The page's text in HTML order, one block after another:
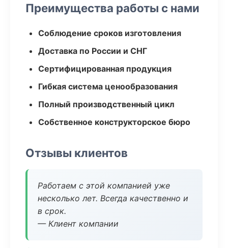
Преимущества работы с нами
Соблюдение сроков изготовления
Доставка по России и СНГ
Сертифицированная продукция
Гибкая система ценообразования
Полный производственный цикл
Собственное конструкторское бюро
Отзывы клиентов
Работаем с этой компанией уже
несколько лет. Всегда качественно и
в срок.
— Клиент компании